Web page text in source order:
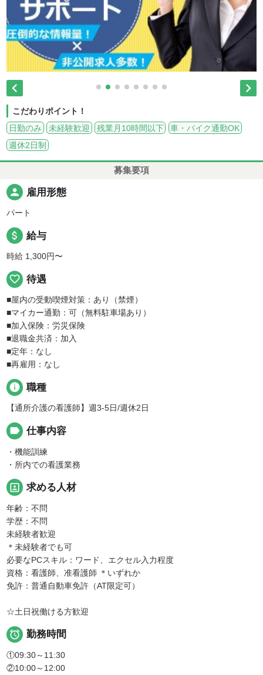
 
こだわりポイント！
日勤のみ
未経験歓迎 残業月10時間以下
車・バイク通勤OK
週休2日制
募集要項
person 雇用形態
パート
attach_money 給与
時給 1,300円〜
favorite_border 待遇
■屋内の受動喫煙対策：あり（禁煙）
■マイカー通勤：可（無料駐車場あり）
■加入保険：労災保険
■退職金共済：加入
■定年：なし
■再雇用：なし
info 職種
【通所介護の看護師】週3-5日/週休2日
label 仕事内容
・機能訓練
・所内での看護業務
portrait 求める人材
年齢：不問
学歴：不問
未経験者歓迎
＊未経験者でも可
必要なPCスキル：ワード、エクセル入力程度
資格：看護師、准看護師 ＊いずれか
免許：普通自動車免許（AT限定可）
☆土日祝働ける方歓迎
 勤務時間
①09:30～11:30
②10:00～12:00